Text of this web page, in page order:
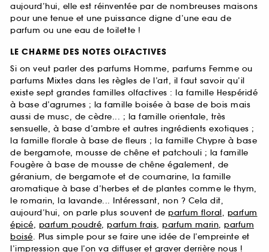
aujourd’hui, elle est réinventée par de nombreuses maisons
pour une tenue et une puissance digne d’une eau de
parfum ou une eau de toilette !
LE CHARME DES NOTES OLFACTIVES
Si on veut parler des parfums Homme, parfums Femme ou
parfums Mixtes dans les règles de l’art, il faut savoir qu’il
existe sept grandes familles olfactives : la famille Hespéridé
à base d’agrumes ; la famille boisée à base de bois mais
aussi de musc, de cèdre... ; la famille orientale, très
sensuelle, à base d’ambre et autres ingrédients exotiques ;
la famille florale à base de fleurs ; la famille Chypre à base
de bergamote, mousse de chêne et patchouli ; la famille
Fougère à base de mousse de chêne également, de
géranium, de bergamote et de coumarine, la famille
aromatique à base d’herbes et de plantes comme le thym,
le romarin, la lavande... Intéressant, non ? Cela dit,
aujourd’hui, on parle plus souvent de parfum floral, parfum
épicé, parfum poudré, parfum frais, parfum marin, parfum
boisé. Plus simple pour se faire une idée de l’empreinte et
l’impression que l’on va diffuser et graver derrière nous !